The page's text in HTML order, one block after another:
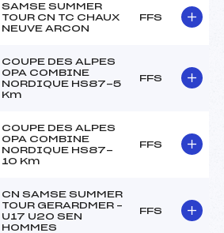
SAMSE SUMMER
TOUR CN TC CHAUX
NEUVE ARCON
FFS
COUPE DES ALPES
OPA COMBINE
NORDIQUE HS87-5
Km
FFS
COUPE DES ALPES
OPA COMBINE
NORDIQUE HS87-
10 Km
FFS
CN SAMSE SUMMER
TOUR GERARDMER –
U17 U20 SEN
HOMMES
FFS